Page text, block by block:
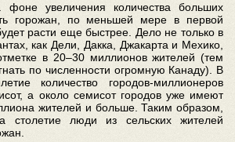
увеличения количества больших
горожан, по меньшей мере в первой
расти еще быстрее. Дело не только в
как Дели, Дакка, Джакарта и Мехико,
в 20–30 миллионов жителей (тем
по численности огромную Канаду). В
количество городов-миллионеров
а около семисот городов уже имеют
жителей и больше. Таким образом,
столетие люди из сельских жителей